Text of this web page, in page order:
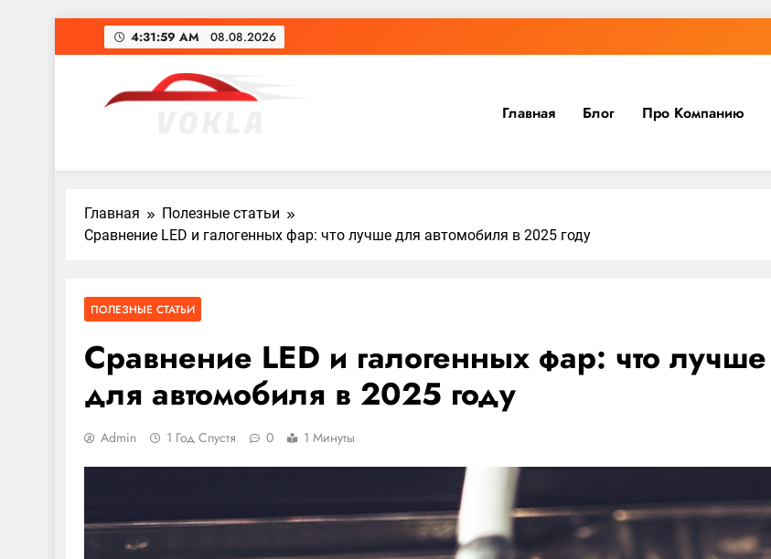
Перейти
4:32:00 AM 08.08.2026
vokla.vn.ua
Главная Блог Про Компанию
Главная
Полезные статьи
Сравнение LED и галогенных фар: что лучше для автомобиля в 2025 году
ПОЛЕЗНЫЕ СТАТЬИ
Сравнение LED и галогенных фар: что лучше
для автомобиля в 2025 году
Admin 1 Год Спустя 0 1 Минуты